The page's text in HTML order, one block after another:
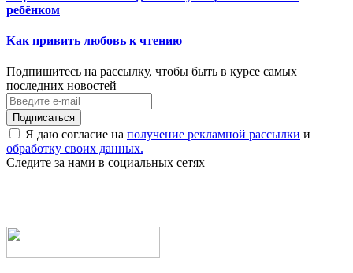
ребёнком
Как привить любовь к чтению
Подпишитесь на рассылку, чтобы быть в курсе самых
последних новостей
Я даю согласие на получение рекламной рассылки и
обработку своих данных.
Следите за нами в социальных сетях